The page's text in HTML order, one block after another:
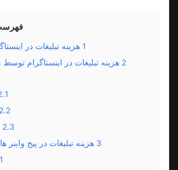
1 هزینه تبلیغات در
2 هزینه تبلیغات در اینستاگرام
2.2
2.3
3 هزینه تبلیغات در پیج